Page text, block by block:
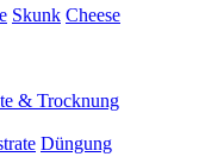
Skunk Cheese
& Trocknung
Düngung